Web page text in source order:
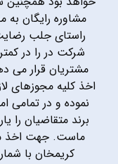
مشاوره رایگان
راستای جلب
شرکت در را در
مشتریان قرار می
اخذ کلیه مجوزهای
نموده و در
برند متقاضیان
ماست. جهت اخذ
کریمخان با شماره ۰۲۱۸۷۱۴۶ تماس حاصل